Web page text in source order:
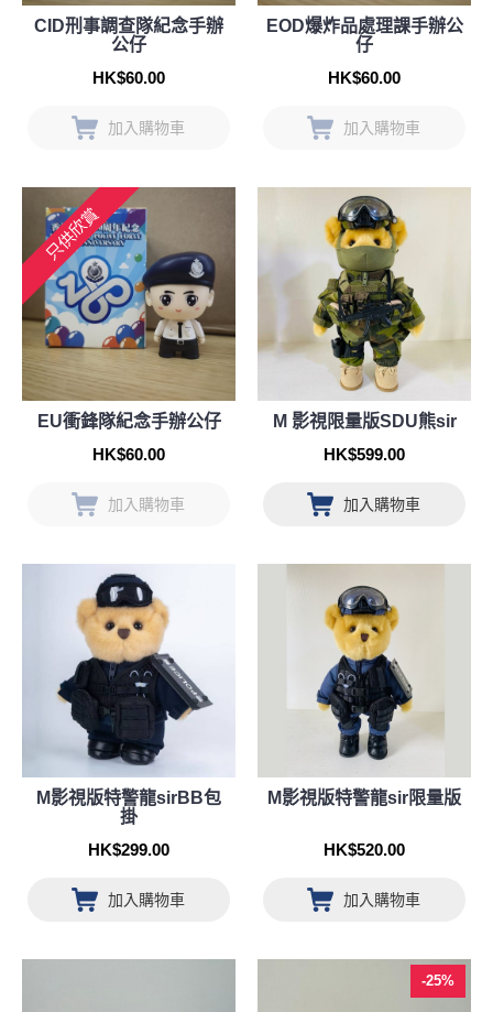
CID刑事調查隊紀念手辦
公仔
HK$60.00
加入購物車
EOD爆炸品處理課手辦公
仔
HK$60.00
加入購物車
只供欣賞
EU衝鋒隊紀念手辦公仔
HK$60.00
加入購物車
M 影視限量版SDU熊sir
HK$599.00
加入購物車
M影視版特警龍sirBB包
掛
HK$299.00
加入購物車
M影視版特警龍sir限量版
HK$520.00
加入購物車
-25%